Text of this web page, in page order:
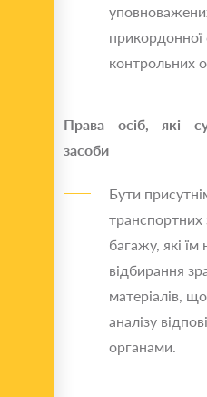
контрольних
Права осіб, які
засоби
Бути
транспортних
багажу, які
відбирання
матеріалів,
аналізу
органами.